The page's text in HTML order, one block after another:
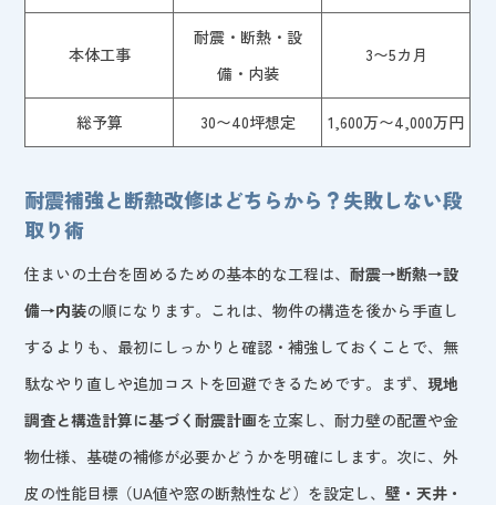
本体工事
耐震・断熱・設
備・内装
3〜5カ月
総予算 30〜40坪想定 1,600万〜4,000万円
耐震補強と断熱改修はどちらから？失敗しない段
取り術
住まいの土台を固めるための基本的な工程は、耐震→断熱→設
備→内装の順になります。これは、物件の構造を後から手直し
するよりも、最初にしっかりと確認・補強しておくことで、無
駄なやり直しや追加コストを回避できるためです。まず、 現地
調査と構造計算に基づく耐震計画を立案し、耐力壁の配置や金
物仕様、基礎の補修が必要かどうかを明確にします。次に、外
皮の性能目標（UA値や窓の断熱性など）を設定し、壁・天井・